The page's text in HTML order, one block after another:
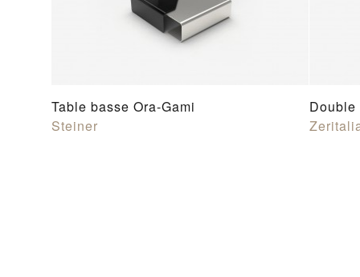
Table basse Ora-Gami
Steiner